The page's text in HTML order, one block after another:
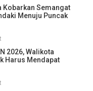
Kobarkan Semangat
Menuju Puncak
2026, Walikota
Harus Mendapat